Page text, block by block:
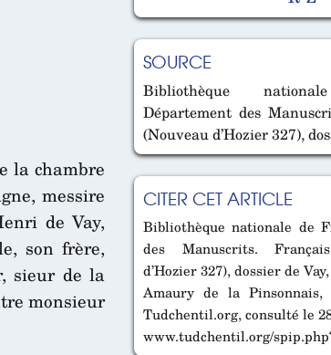
SOURCE
Bibliothèque
Département des
(Nouveau d’Hozier 327),
CITER CET ARTICLE
Bibliothèque nationale de
des Manuscrits.
d’Hozier 327), dossier de
Amaury de la
Tudchentil.org, consulté le
www.tudchentil.org/
la chambre
messire
de Vay,
son frère,
sieur de la
monsieur